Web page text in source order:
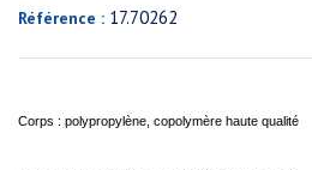
Référence : 17.70262
Corps : polypropylène, copolymère haute qualité